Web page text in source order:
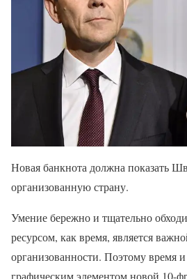
Новая банкнота должна показать
организованную страну.
Умение бережно и тщательно
ресурсом, как время, является
организованности. Поэтому время
графическим элементом новой 10-